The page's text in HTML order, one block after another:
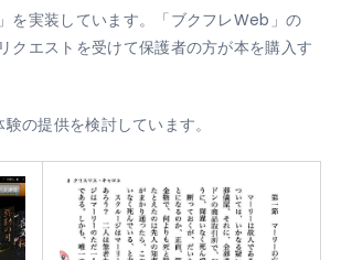
を実装しています。「ブクフレWeb」の
クエストを受けて保護者の方が本を購入す
の提供を検討しています。